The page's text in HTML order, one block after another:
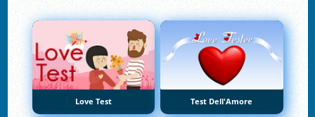
Love Test Test Dell'Amore